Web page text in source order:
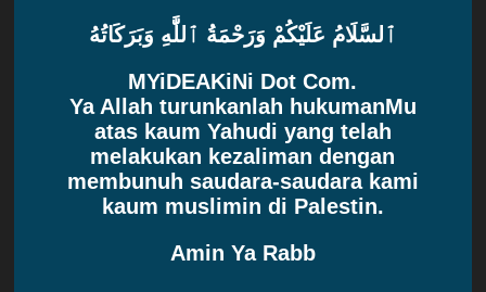
ٱلسَّلَامُ عَلَيْكُمْ وَرَحْمَةُ ٱللَّٰهِ وَبَرَكَاتُهُ
MYiDEAKiNi Dot Com.
Ya Allah turunkanlah hukumanMu
atas kaum Yahudi yang telah
melakukan kezaliman dengan
membunuh saudara-saudara kami
kaum muslimin di Palestin.
Amin Ya Rabb